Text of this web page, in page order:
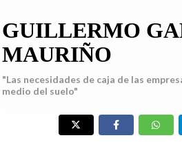
GUILLERMO
MAURIÑO
"Las necesidades de caja de las
medio del suelo"